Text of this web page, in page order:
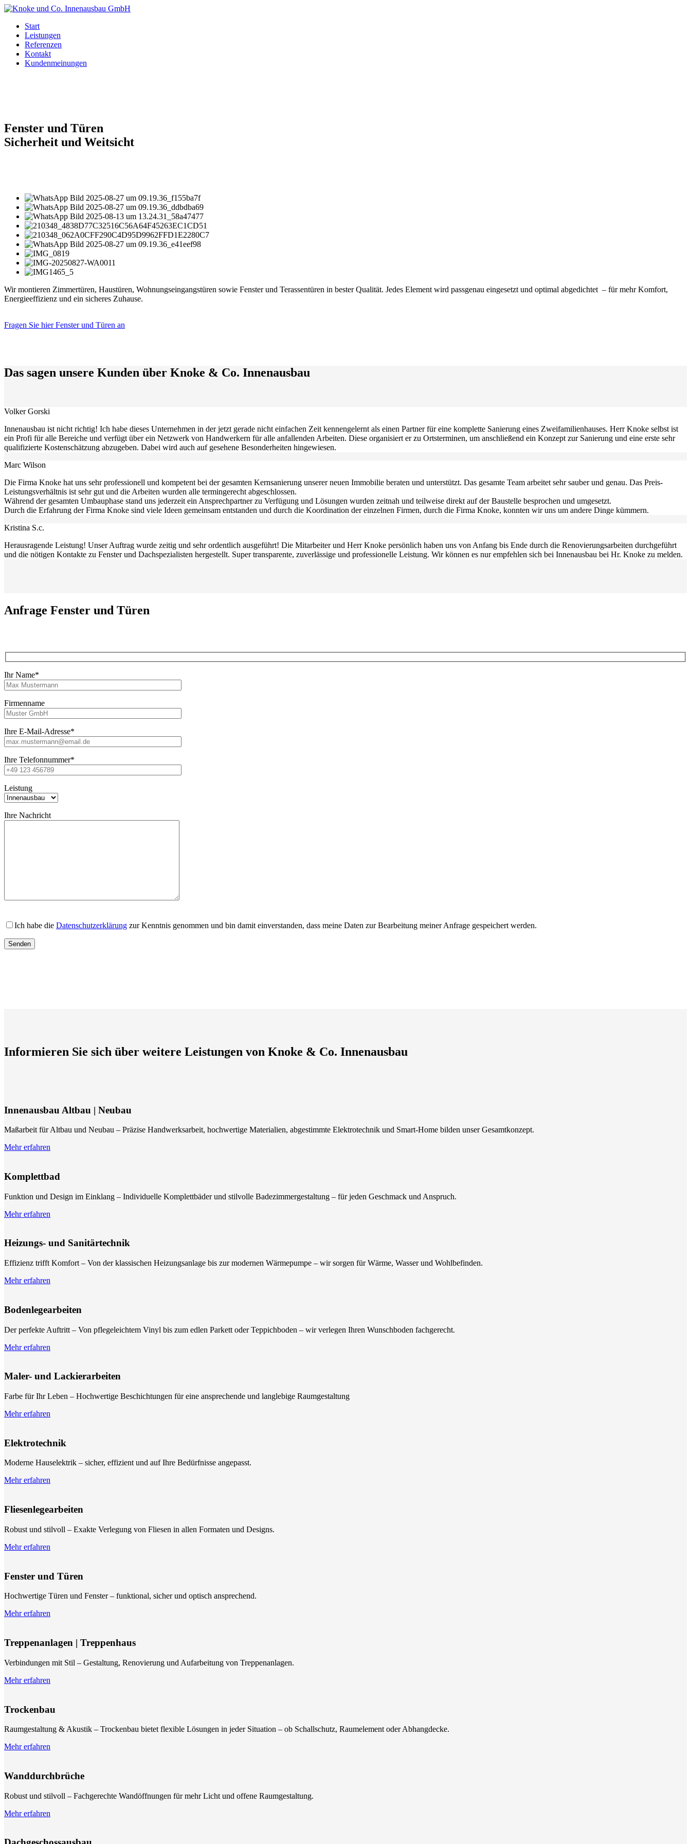
Start
Leistungen
Referenzen
Kontakt
Kundenmeinungen
Fenster und Türen
Sicherheit und Weitsicht
Wir montieren Zimmertüren, Haustüren, Wohnungseingangstüren sowie Fenster und Terassentüren in bester Qualität. Jedes Element wird passgenau eingesetzt und optimal abgedichtet – für mehr Komfort,
Energieeffizienz und ein sicheres Zuhause.
Fragen Sie hier Fenster und Türen an
Das sagen unsere Kunden über Knoke & Co. Innenausbau
Volker Gorski
Innenausbau ist nicht richtig! Ich habe dieses Unternehmen in der jetzt gerade nicht einfachen Zeit kennengelernt als einen Partner für eine komplette Sanierung eines Zweifamilienhauses. Herr Knoke selbst ist
ein Profi für alle Bereiche und verfügt über ein Netzwerk von Handwerkern für alle anfallenden Arbeiten. Diese organisiert er zu Ortsterminen, um anschließend ein Konzept zur Sanierung und eine erste sehr
qualifizierte Kostenschätzung abzugeben. Dabei wird auch auf gesehene Besonderheiten hingewiesen.
Marc Wilson
Die Firma Knoke hat uns sehr professionell und kompetent bei der gesamten Kernsanierung unserer neuen Immobilie beraten und unterstützt. Das gesamte Team arbeitet sehr sauber und genau. Das Preis-
Leistungsverhältnis ist sehr gut und die Arbeiten wurden alle termingerecht abgeschlossen.
Während der gesamten Umbauphase stand uns jederzeit ein Ansprechpartner zu Verfügung und Lösungen wurden zeitnah und teilweise direkt auf der Baustelle besprochen und umgesetzt.
Durch die Erfahrung der Firma Knoke sind viele Ideen gemeinsam entstanden und durch die Koordination der einzelnen Firmen, durch die Firma Knoke, konnten wir uns um andere Dinge kümmern.
Kristina S.c.
Herausragende Leistung! Unser Auftrag wurde zeitig und sehr ordentlich ausgeführt! Die Mitarbeiter und Herr Knoke persönlich haben uns von Anfang bis Ende durch die Renovierungsarbeiten durchgeführt
und die nötigen Kontakte zu Fenster und Dachspezialisten hergestellt. Super transparente, zuverlässige und professionelle Leistung. Wir können es nur empfehlen sich bei Innenausbau bei Hr. Knoke zu melden.
Anfrage Fenster und Türen
Ihr Name*
Firmenname
Ihre E-Mail-Adresse*
Ihre Telefonnummer*
Leistung
Ihre Nachricht
Ich habe die Datenschutzerklärung zur Kenntnis genommen und bin damit einverstanden, dass meine Daten zur Bearbeitung meiner Anfrage gespeichert werden.
Informieren Sie sich über weitere Leistungen von Knoke & Co. Innenausbau
Innenausbau Altbau | Neubau
Maßarbeit für Altbau und Neubau – Präzise Handwerksarbeit, hochwertige Materialien, abgestimmte Elektrotechnik und Smart-Home bilden unser Gesamtkonzept.
Mehr erfahren
Komplettbad
Funktion und Design im Einklang – Individuelle Komplettbäder und stilvolle Badezimmergestaltung – für jeden Geschmack und Anspruch.
Mehr erfahren
Heizungs- und Sanitärtechnik
Effizienz trifft Komfort – Von der klassischen Heizungsanlage bis zur modernen Wärmepumpe – wir sorgen für Wärme, Wasser und Wohlbefinden.
Mehr erfahren
Bodenlegearbeiten
Der perfekte Auftritt – Von pflegeleichtem Vinyl bis zum edlen Parkett oder Teppichboden – wir verlegen Ihren Wunschboden fachgerecht.
Mehr erfahren
Maler- und Lackierarbeiten
Farbe für Ihr Leben – Hochwertige Beschichtungen für eine ansprechende und langlebige Raumgestaltung
Mehr erfahren
Elektrotechnik
Moderne Hauselektrik – sicher, effizient und auf Ihre Bedürfnisse angepasst.
Mehr erfahren
Fliesenlegearbeiten
Robust und stilvoll – Exakte Verlegung von Fliesen in allen Formaten und Designs.
Mehr erfahren
Fenster und Türen
Hochwertige Türen und Fenster – funktional, sicher und optisch ansprechend.
Mehr erfahren
Treppenanlagen | Treppenhaus
Verbindungen mit Stil – Gestaltung, Renovierung und Aufarbeitung von Treppenanlagen.
Mehr erfahren
Trockenbau
Raumgestaltung & Akustik – Trockenbau bietet flexible Lösungen in jeder Situation – ob Schallschutz, Raumelement oder Abhangdecke.
Mehr erfahren
Wanddurchbrüche
Robust und stilvoll – Fachgerechte Wandöffnungen für mehr Licht und offene Raumgestaltung.
Mehr erfahren